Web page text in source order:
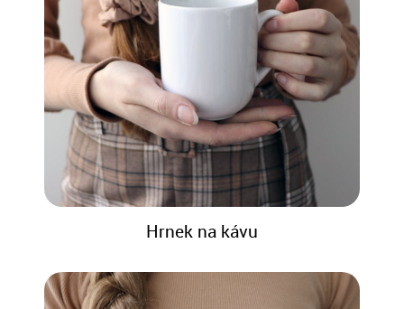
Hrnek na kávu